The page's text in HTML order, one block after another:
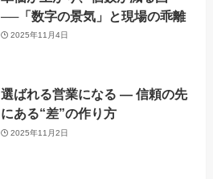
──「数字の景気」と現場の乖離
2025年11月4日
選ばれる営業になる ― 信頼の先
にある“差”の作り方
2025年11月2日